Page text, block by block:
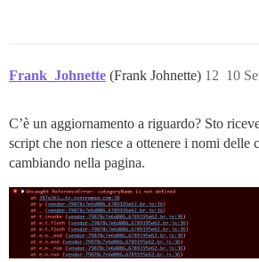
Frank_Johnette (Frank Johnette) 10
12
C’è un aggiornamento a riguardo? Sto
script che non riesce a ottenere i nomi delle
cambiando nella pagina.